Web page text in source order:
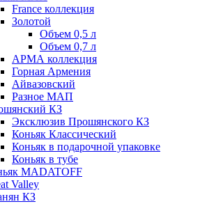
France коллекция
Золотой
Объем 0,5 л
Объем 0,7 л
АРМА коллекция
Горная Армения
Айвазовский
Разное МАП
КЗ
Эксклюзив Прошянского КЗ
Коньяк Классический
Коньяк в подарочной упаковке
Коньяк в тубе
MADATOFF
Valley
КЗ